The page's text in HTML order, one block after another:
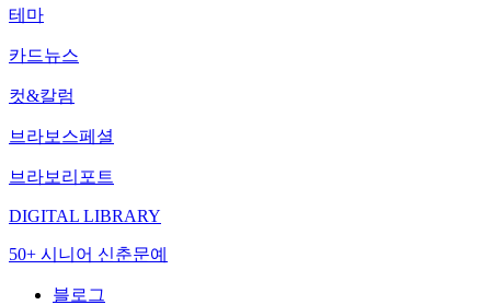
테마
카드뉴스
컷&칼럼
브라보스페셜
브라보리포트
DIGITAL LIBRARY
50+ 시니어 신춘문예
블로그